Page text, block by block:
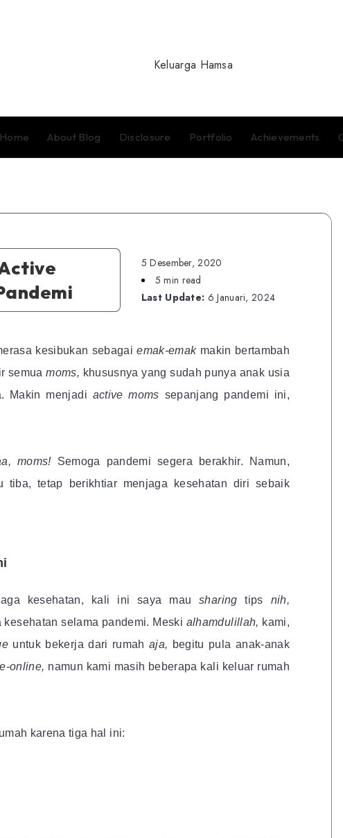
Home About Blog Disclosure Portfolio Achievements
5 Desember, 2020
5 min read
Last Update: 6 Januari, 2024
kesibukan sebagaiemak-emak makin bertambah
semuamoms, khususnya yang sudah punya anak usia
Makin menjadi active moms sepanjang pandemi ini,
moms! Semoga pandemi segera berakhir. Namun,
tiba, tetap berikhtiar menjaga kesehatan diri sebaik
kesehatan, kali ini saya mausharingtips nih,
selama pandemi. Meski alhamdulillah, kami,
untuk bekerja dari rumah aja, begitu pula anak-anak
online, namun kami masih beberapa kali keluar rumah
karena tiga hal ini: